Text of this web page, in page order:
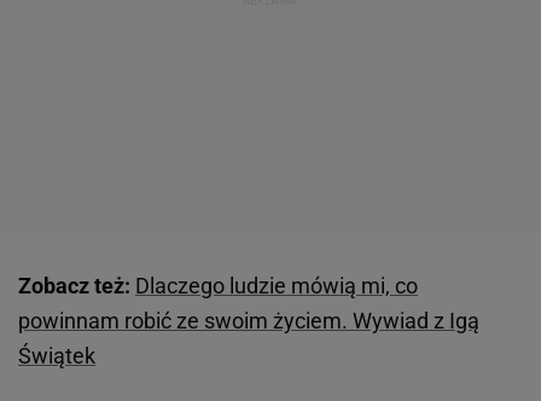
Zobacz też: Dlaczego ludzie mówią mi, co
powinnam robić ze swoim życiem. Wywiad z Igą
Świątek